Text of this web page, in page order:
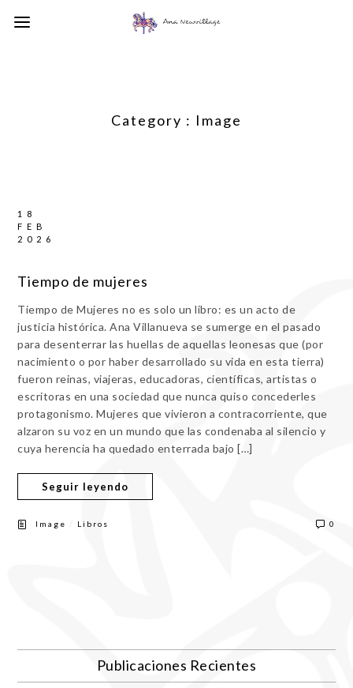
Category : Image
18
FEB
2026
Tiempo de mujeres
Tiempo de Mujeres no es solo un libro: es un acto de
justicia histórica. Ana Villanueva se sumerge en el pasado
para desenterrar las huellas de aquellas leonesas que (por
nacimiento o por haber desarrollado su vida en esta tierra)
fueron reinas, viajeras, educadoras, científicas, artistas o
escritoras en una sociedad que nunca quiso concederles
protagonismo. Mujeres que vivieron a contracorriente, que
alzaron su voz en un mundo que las condenaba al silencio y
cuya herencia ha quedado enterrada bajo […]
Seguir leyendo
Image Libros 0
Publicaciones Recientes